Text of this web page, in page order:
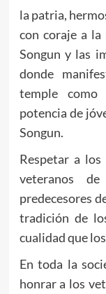
la patria,
con coraje a
Songun y las
donde
temple como
potencia de
Songun.
Respetar a
veteranos
predecesores
tradición de
cualidad que
En toda la
honrar a los